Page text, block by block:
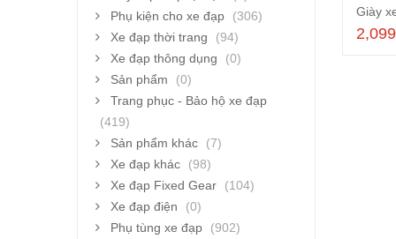
Giày
Phụ kiện cho xe đạp
(306)
Xe đạp thời trang
(94)
Xe đạp thông dụng
(0)
Sản phẩm
(0)
Trang phục - Bảo hộ xe đạp
(419)
Sản phẩm khác
(7)
Xe đạp khác
(98)
Xe đạp Fixed Gear
(104)
Xe đạp điện
(0)
Phụ tùng xe đạp
(902)